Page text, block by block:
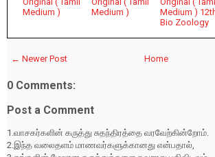
Medium )
Medium )
Medium )
Bio Zoology
← Newer Post Home
0 Comments:
Post a Comment
1.வாசகர்களின் கருத்து சுதந்திரத்தை வரவேற்கின்றோம்.
2.இந்த வலைதளம் மாணவர்களுக்கானது என்பதால்,